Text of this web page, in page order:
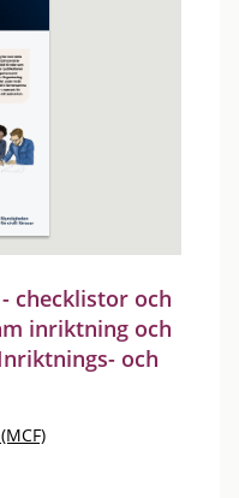
checklistor och
inriktning och
och